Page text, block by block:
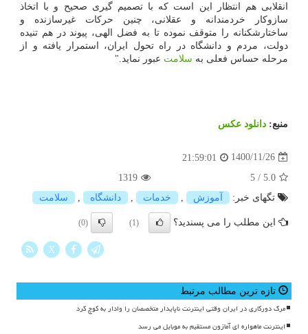
انقلابی هم انتظار این است که با تصمیم گیری صحیح و با اتخاذ
سازوکار خردمندانه و عقلانی، چنین حرکات غیرسازنده و
ساختارشکنانه را متوقف نموده تا به فضل الهی، پیوند در هم تنیده
دولت، مردم و دانشگاه در راه تحول ایران، استمرار یافته و از
مرحله حساس فعلی به سلامت عبور نماید."
منبع: دانلود عكس
1400/11/26
21:59:01
5.0
/
5
1319
تگهای خبر:
آموزش خدمات دانشگاه سلامت
این مطلب را می پسندید؟ (1)
(0)
X
تازه ترین مطالب مرتبط
مرگ دورکاری در ایران وقتی اینترنت ناپایدار متخصصان را وادار به کوچ کرد
اینترنت ماهواره ای آمازون مستقیم به موبایل می رسد